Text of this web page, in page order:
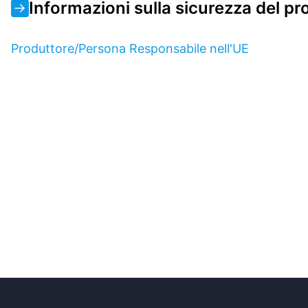
Informazioni sulla sicurezza del
Produttore/Persona Responsabile nell'UE